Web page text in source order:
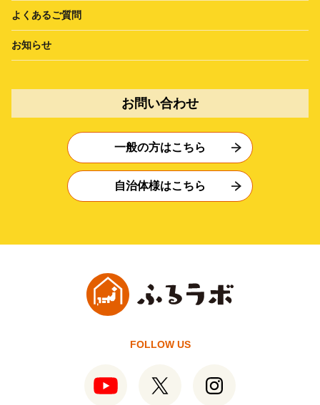
よくあるご質問
お知らせ
お問い合わせ
一般の方はこちら
自治体様はこちら
FOLLOW US